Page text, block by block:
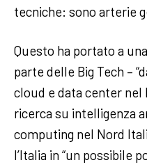
tecniche: sono arterie
Questo ha portato a
parte delle Big Tech –
cloud e data center nel
ricerca su intelligenza
computing nel Nord
l’Italia in “un possibile